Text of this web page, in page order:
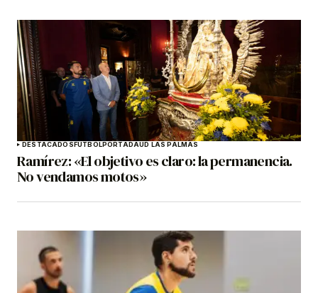
DESTACADOSFÚTBOLPORTADAUD LAS PALMAS
Ramírez: «El objetivo es claro: la permanencia.
No vendamos motos»